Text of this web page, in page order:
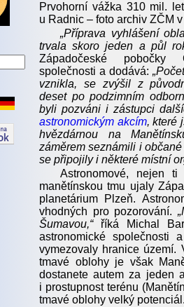
Prvohorní vážka 310 mil.
u Radnic – foto archiv ZČM
„Příprava vyhlášení
trvala skoro jeden a půl
Západočeské pobočky
společnosti a dodává:
vznikla, se zvýšil z
deset po podzimním
byli pozváni i zástupci
astronomickým akcím, které
hvězdárnou na
záměrem seznámili i
se připojily i některé místní
Astronomové, nejen
manětínskou tmu ujaly
planetárium Plzeň.
vhodných pro pozorování.
Šumavou,“říká Michal
astronomické
vymezovaly hranice území.
tmavé oblohy je však
dostanete autem za jeden
i prostupnost terénu
tmavé oblohy velký potenciál.